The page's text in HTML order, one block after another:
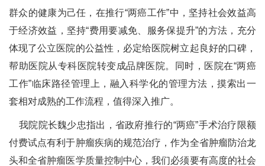
群众的健康为己任，在推行“两癌工作”中，坚持社会效益高
于经济效益，坚持“费用要减免、服务保提升”的方法，充分
体现了公立医院的公益性，必定给医院树立起良好的口碑，
帮助医院从专科医院转变成品牌医院。同时，医院在“两癌
工作”临床路径管理上，融入科学化的管理方法，摸索出一
套相对成熟的工作流程，值得深入推广。
我院院长魏少忠指出，省政府推行的“两癌”手术治疗限额
付费试点有利于肿瘤疾病的规范治疗，作为全省肿瘤防治龙
头和全省肿瘤医学质量控制中心，我们必须要有高度的社会